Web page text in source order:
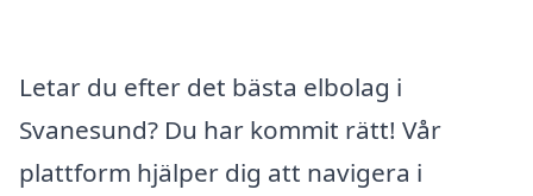
Letar du efter det bästa elbolag i
Svanesund? Du har kommit rätt! Vår
plattform hjälper dig att navigera i